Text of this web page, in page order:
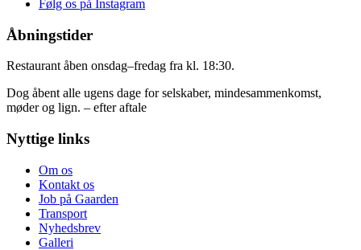
Følg os på Instagram
Åbningstider
Restaurant åben onsdag–fredag fra kl. 18:30.
Dog åbent alle ugens dage for selskaber, mindesammenkomst,
møder og lign. – efter aftale
Nyttige links
Om os
Kontakt os
Job på Gaarden
Transport
Nyhedsbrev
Galleri